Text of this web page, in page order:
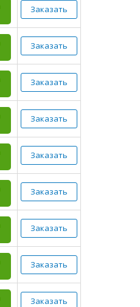
Заказать
Заказать
Заказать
Заказать
Заказать
Заказать
Заказать
Заказать
Заказать